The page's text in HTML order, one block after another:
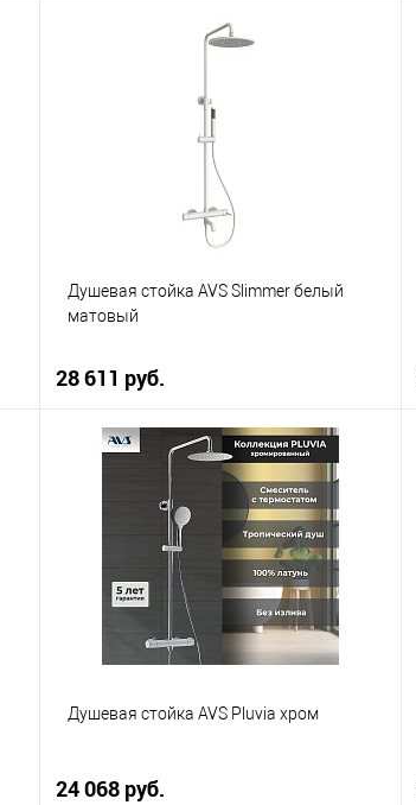
В корзину
Душевая стойка AVS Slimmer белый
матовый
28 611 руб.
В корзину
Купить в 1 клик
К сравнению
В избранное
В наличии
Душевая стойка AVS Pluvia хром
24 068 руб.